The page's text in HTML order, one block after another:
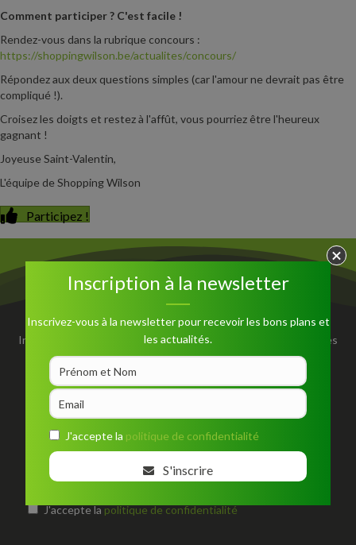
Comment participer ? C'est facile !
Rendez-vous dans la rubrique concours :
https://shoppingwilson.be/actualites/concours/
Répondez aux deux questions simples (car l'amour ne devrait pas être
compliqué !).
Croisez les doigts et restez à l'affût, vous pourriez être l'heureux
gagnant !
Joyeuse Saint-Valentin,
L'équipe de Shopping Wilson
Participez !
Inscription à la newsletter
Inscrivez-vous à la newsletter pour recevoir les bons plans et les
actualités.
S'inscrire
J'accepte lapolitique de confidentialité
Inscription à la newsletter
Inscrivez-vous à la newsletter pour recevoir les bons plans et
les actualités.
J'accepte la politique de confidentialité
S'inscrire